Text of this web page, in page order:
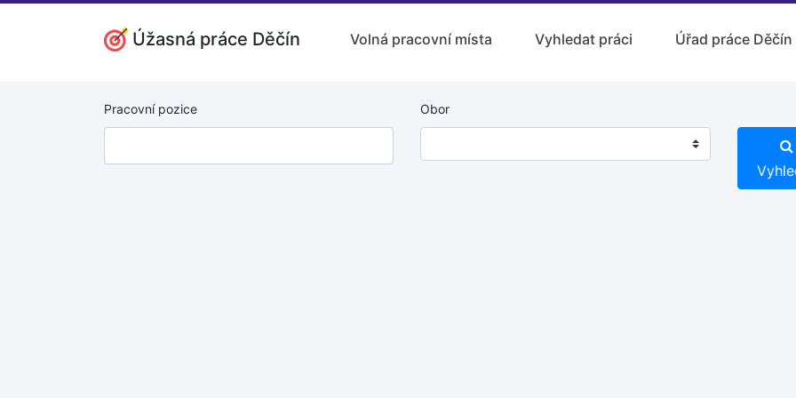
Úžasná práce Děčín Volná pracovní místa Vyhledat práci Úřad práce Děčín
Pracovní pozice Obor